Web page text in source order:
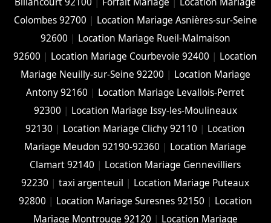
Colombes 92700 | Location Mariage Asnières-sur-Seine
92600 | Location Mariage Rueil-Malmaison
92600 | Location Mariage Courbevoie 92400 | Location
Mariage Neuilly-sur-Seine 92200 | Location Mariage
Antony 92160 | Location Mariage Levallois-Perret
92300 | Location Mariage Issy-les-Moulineaux
92130 | Location Mariage Clichy 92110 | Location
Mariage Meudon 92190-92360 | Location Mariage
Clamart 92140 | Location Mariage Gennevilliers
92230 |taxi argenteuil | Location Mariage Puteaux
92800 | Location Mariage Suresnes 92150 | Location
Mariage Montrouge 92120 | Location Mariage